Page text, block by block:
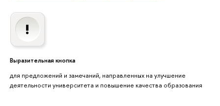
Выразительная кнопка
для предложений и замечаний, направленных на улучшение
деятельности университета и повышение качества образования